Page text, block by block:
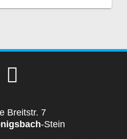
Breitstr. 7
-Stein